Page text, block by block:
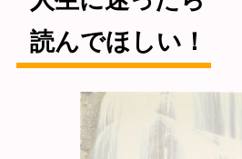
読んでほしい！